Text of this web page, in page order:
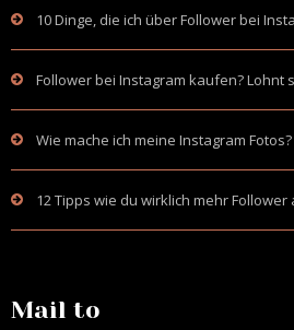
10 Dinge, die ich über Follower bei
Follower bei Instagram kaufen? Lohnt
Wie mache ich meine Instagram Fotos?
12 Tipps wie du wirklich mehr
Mail to